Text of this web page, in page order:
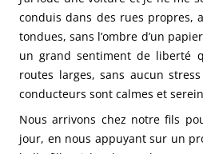
conduis dans des rues propres,
tondues, sans l’ombre d’un
un grand sentiment de liberté
routes larges, sans aucun
conducteurs sont calmes et
Nous arrivons chez notre fils
jour, en nous appuyant sur un